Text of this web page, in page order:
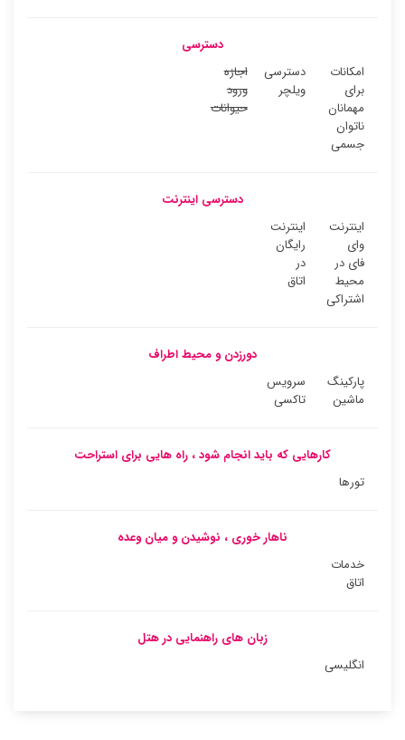
دسترسی
امکانات
برای
مهمانان
ناتوان
جسمی
دسترسی
ویلچر
اجازه
ورود
حیوانات
دسترسی اینترنت
اینترنت
وای
فای در
محیط
اشتراکی
اینترنت
رایگان
در
اتاق
دورزدن و محیط اطراف
پارکینگ
ماشین
سرویس
تاکسی
کارهایی که باید انجام شود ، راه هایی برای استراحت
تورها
ناهار خوری ، نوشیدن و میان وعده
خدمات
اتاق
زبان های راهنمایی در هتل
انگلیسی